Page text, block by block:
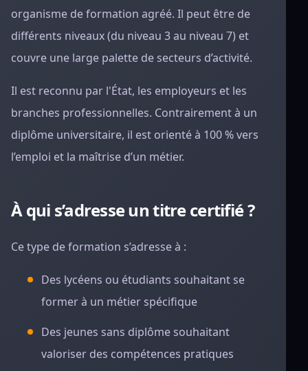
organisme de formation agréé. Il peut être de
différents niveaux (du niveau 3 au niveau 7) et
couvre une large palette de secteurs d’activité.
Il est reconnu par l'État, les employeurs et les
branches professionnelles. Contrairement à un
diplôme universitaire, il est orienté à 100 % vers
l’emploi et la maîtrise d’un métier.
À qui s’adresse un titre certifié ?
Ce type de formation s’adresse à :
Des lycéens ou étudiants souhaitant se
former à un métier spécifique
Des jeunes sans diplôme souhaitant
valoriser des compétences pratiques